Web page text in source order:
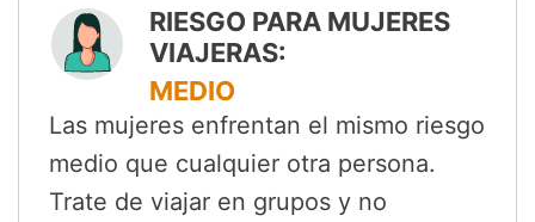
RIESGO PARA MUJERES
VIAJERAS:
MEDIO
Las mujeres enfrentan el mismo riesgo
medio que cualquier otra persona.
Trate de viajar en grupos y no